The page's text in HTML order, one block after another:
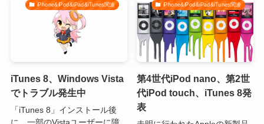
iPhone&iPod&iPad&iTunes関連
iTunes 8、Windows Vista
でトラブル発生中
「iTunes 8」インストール後
iPhone&iPod&iPad&iTunes関連
第4世代iPod nano、第2世
代iPod touch、iTunes 8発
表